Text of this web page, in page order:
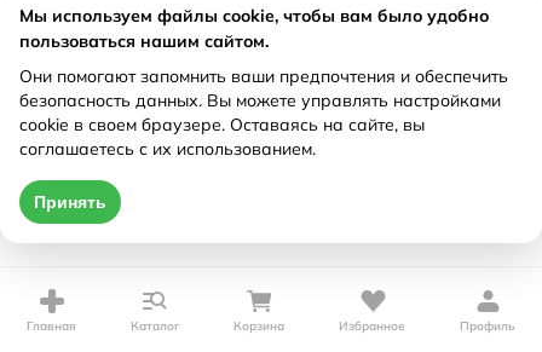
Главная Каталог Корзина Избранное Профиль
Мы используем файлы cookie, чтобы вам было удобно
пользоваться нашим сайтом.
Они помогают запомнить ваши предпочтения и обеспечить
безопасность данных. Вы можете управлять настройками
cookie в своем браузере. Оставаясь на сайте, вы
соглашаетесь с их использованием.
Принять